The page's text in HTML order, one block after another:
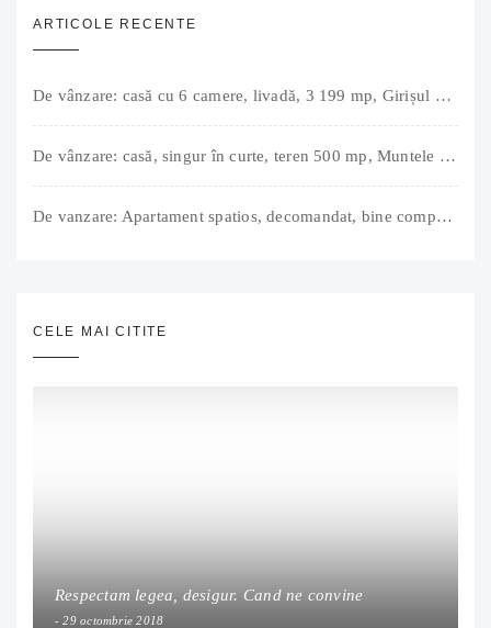
ARTICOLE RECENTE
De vânzare: casă cu 6 camere, livadă, 3 199 mp, Girișul Negru, Bihor, 42 000 Euro. Comision 0.
De vânzare: casă, singur în curte, teren 500 mp, Muntele Găina, Oradea. 157.000 € (negociabil). Comision 0.
De vanzare: Apartament spatios, decomandat, bine compartimentat, 3 camere, 2 bai, bucatarie, suprafață utilă de 64 mp + 3 balcoane (11 mp), strada Barierei, zona Dragos Voda Oradea. 89 500 E (neg). Comision 0
CELE MAI CITITE
Respectam legea, desigur. Cand ne convine
29 octombrie 2018